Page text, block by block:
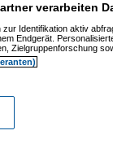
am 11.07.2006,
verarbeiten
Identifikation aktiv
Endgerät.
Zielgruppenforschung